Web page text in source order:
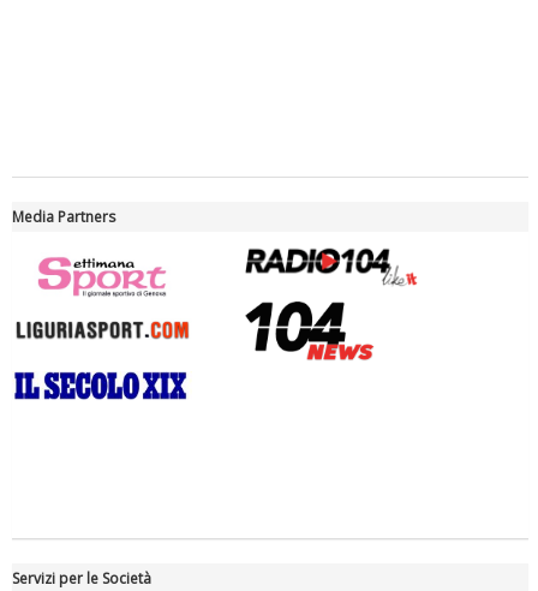
Ddl Lobby, Uisp: “Il Parlamento valorizzi le nostre specificità"
Media Partners
Servizi per le Società